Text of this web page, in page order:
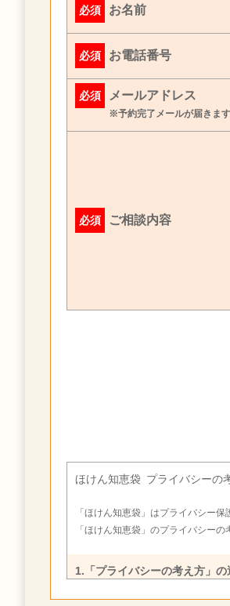
必須 お名前
必須 お電話番号
必須 メールアドレス
※予約完了メールが届きます
必須 ご相談内容
ほけん知恵袋 プライバシーの
「ほけん知恵袋」はプライバシー
「ほけん知恵袋」のプライバシーの
1.「プライバシーの考え方」